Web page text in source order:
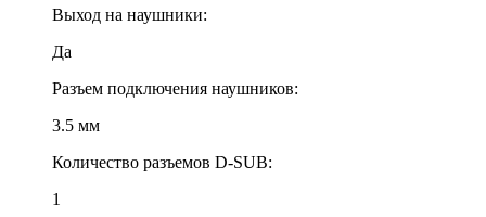
Выход на наушники:
Да
Разъем подключения наушников:
3.5 мм
Количество разъемов D-SUB:
1